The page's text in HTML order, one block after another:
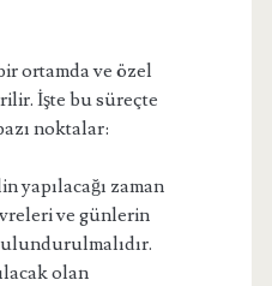
ortamda ve özel
İşte bu süreçte
noktalar:
yapılacağı zaman
ve günlerin
olan